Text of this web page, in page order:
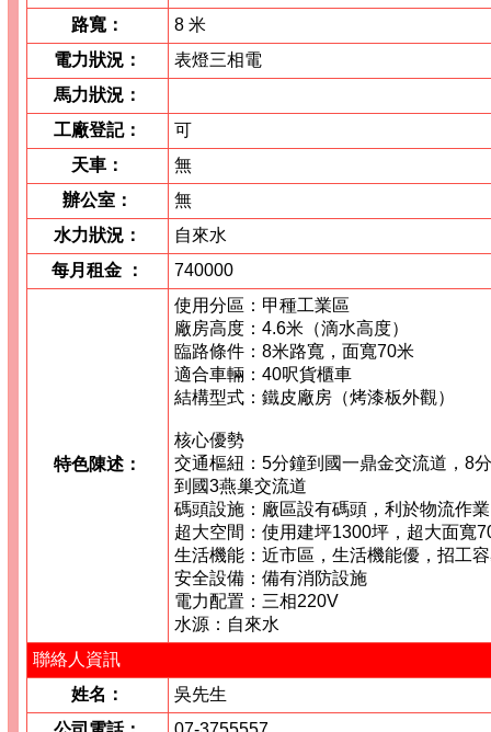
路寬：
8 米
電力狀況：
表燈三相電
馬力狀況：
工廠登記：
可
天車：
無
辦公室：
無
水力狀況：
自來水
每月租金 ： 740000
特色陳述：
使用分區：甲種工業區
廠房高度：4.6米（滴水高度）
臨路條件：8米路寬，面寬70米
適合車輛：40呎貨櫃車
結構型式：鐵皮廠房（烤漆板外觀）
核心優勢
交通樞紐：5分鐘到國一鼎金交流道，8
到國3燕巢交流道
碼頭設施：廠區設有碼頭，利於物流作業
超大空間：使用建坪1300坪，超大面寬
生活機能：近市區，生活機能優，招工
安全設備：備有消防設施
電力配置：三相220V
水源：自來水
聯絡人資訊
姓名：
吳先生